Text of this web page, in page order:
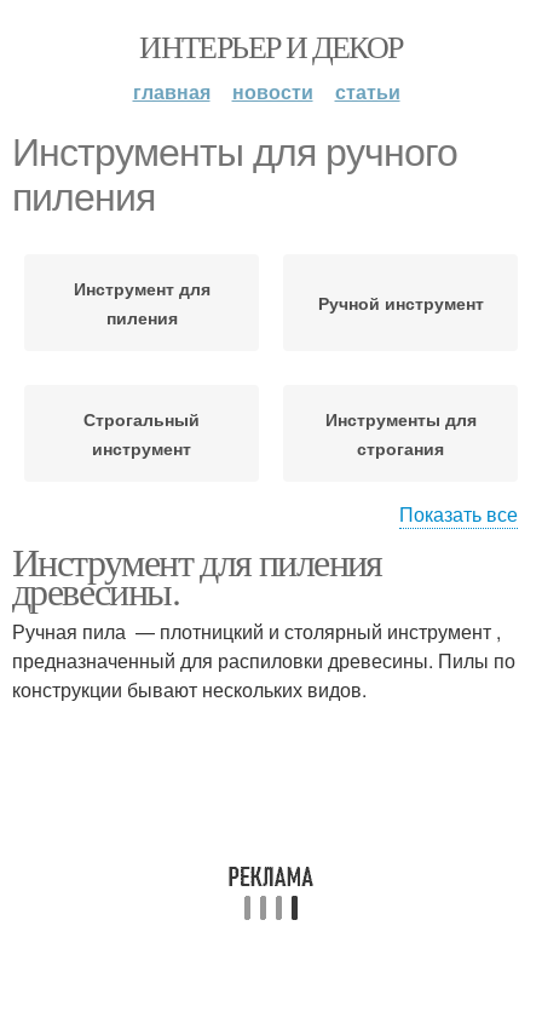
ИНТЕРЬЕР И ДЕКОР
главная новости статьи
Инструменты для ручного
пиления
Инструмент для
пиления
Ручной инструмент
Строгальный
инструмент
Инструменты для
строгания
помощью
профильного строгания
Показать все
Инструмент для пиления
древесины.
Ручная пила — плотницкий и столярный инструмент ,
предназначенный для распиловки древесины. Пилы по
конструкции бывают нескольких видов.